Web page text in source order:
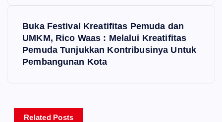
Buka Festival Kreatifitas Pemuda dan
UMKM, Rico Waas : Melalui Kreatifitas
Pemuda Tunjukkan Kontribusinya Untuk
Pembangunan Kota
Related Posts